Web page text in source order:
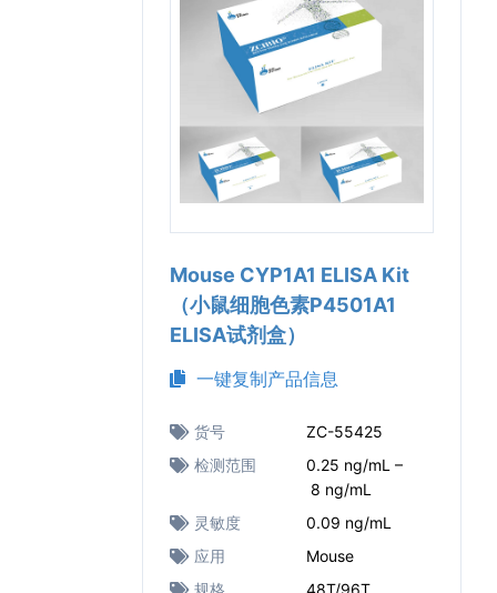
Mouse CYP1A1 ELISA Kit
（小鼠细胞色素P4501A1
ELISA试剂盒）
一键复制产品信息
货号
ZC-55425
检测范围
0.25 ng/mL –
8 ng/mL
灵敏度
0.09 ng/mL
应用
Mouse
规格
48T/96T